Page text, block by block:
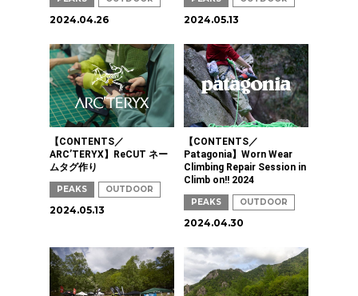
2024.04.26 2024.05.13
【CONTENTS／
ARC’TERYX】ReCUT ネー
ムタグ作り
PEAKS OUTDOOR
2024.05.13
【CONTENTS／
Patagonia】Worn Wear
Climbing Repair Session in
Climb on!! 2024
PEAKS OUTDOOR
2024.04.30